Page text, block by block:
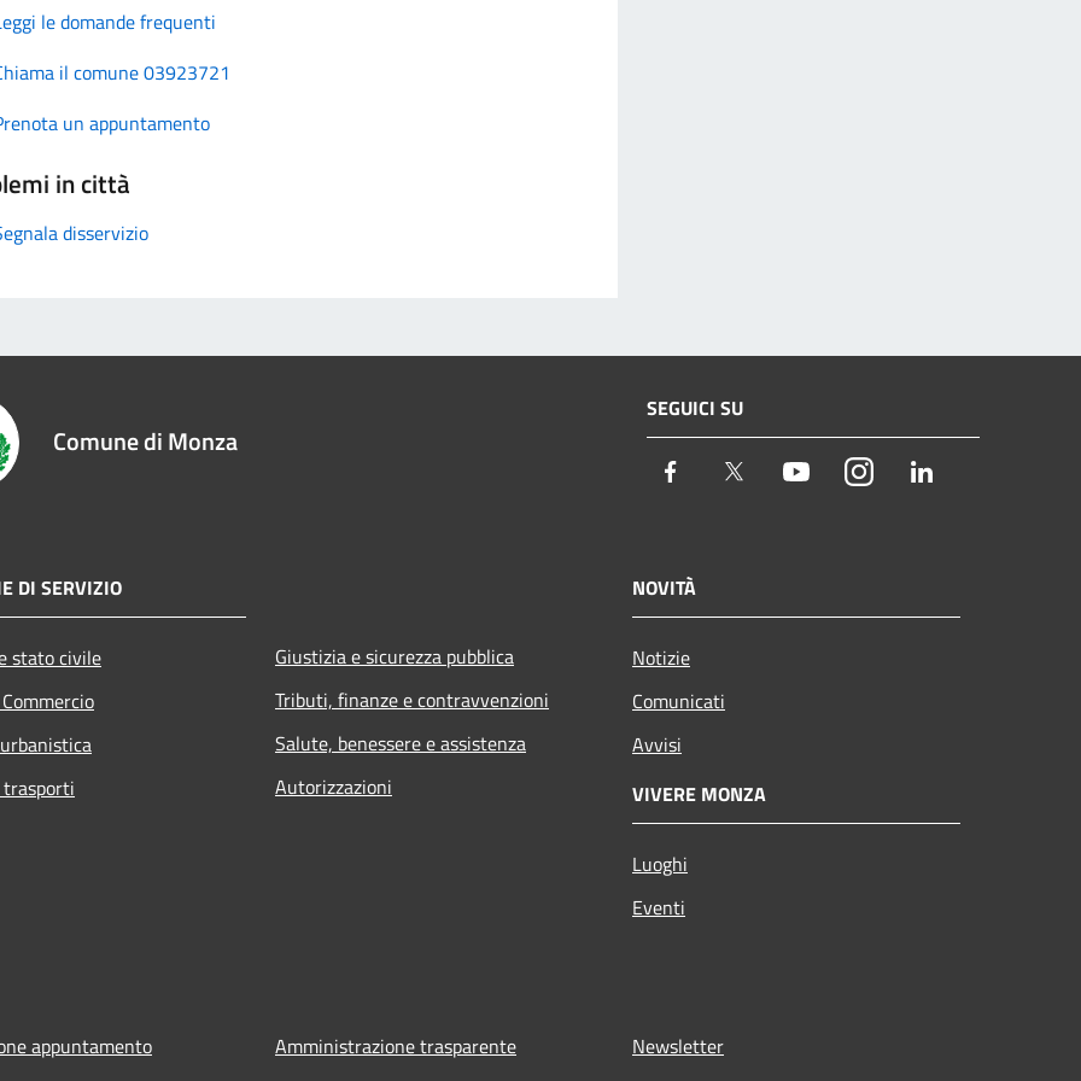
le domande frequenti
il comune 03923721
un appuntamento
in città
disservizio
Comune di Monza
SEGUICI SU
Facebook Twitter YoutubeInstagram
DI SERVIZIO
stato civile
Giustizia e sicurezza pubblica
Tributi, finanze e contravvenzioni
Salute, benessere e assistenza
Autorizzazioni
NOVITÀ
Notizie
Comunicati
Avvisi
VIVERE MONZA
Luoghi
Eventi
appuntamento
Amministrazione trasparente
Newsletter